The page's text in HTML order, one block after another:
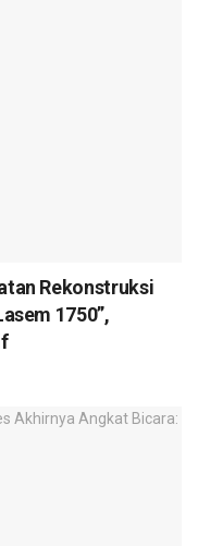
Rekonstruksi
1750”,